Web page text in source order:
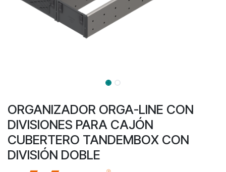
ORGANIZADOR ORGA-LINE CON
DIVISIONES PARA CAJÓN
CUBERTERO TANDEMBOX CON
DIVISIÓN DOBLE